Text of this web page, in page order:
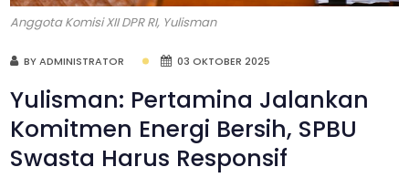
Anggota Komisi XII DPR RI, Yulisman
BY ADMINISTRATOR 03 OKTOBER 2025
Yulisman: Pertamina Jalankan
Komitmen Energi Bersih, SPBU
Swasta Harus Responsif